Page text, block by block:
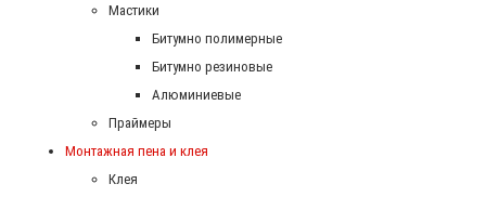
Мастики
Битумно полимерные
Битумно резиновые
Алюминиевые
Праймеры
Монтажная пена и клея
Клея